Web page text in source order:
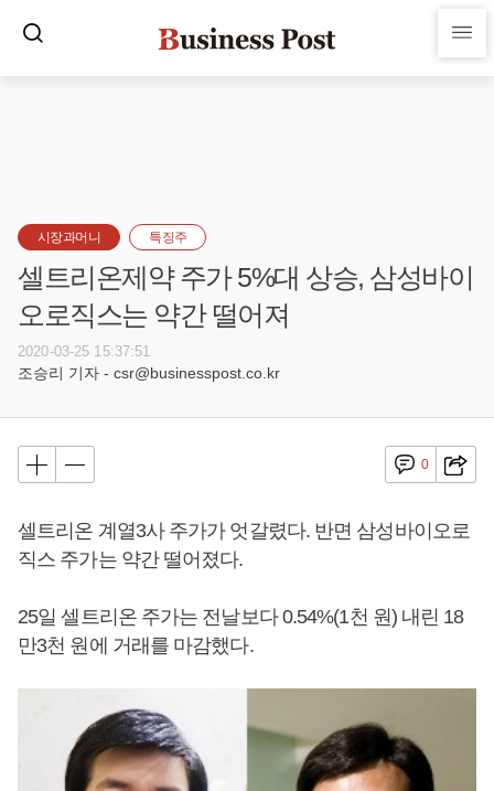
시장과머니 특징주
셀트리온제약 주가 5%대 상승, 삼성바이
오로직스는 약간 떨어져
2020-03-25 15:37:51
조승리 기자 - csr@businesspost.co.kr
0
셀트리온 계열3사 주가가 엇갈렸다. 반면 삼성바이오로
직스 주가는 약간 떨어졌다.
25일 셀트리온 주가는 전날보다 0.54%(1천 원) 내린 18
만3천 원에 거래를 마감했다.